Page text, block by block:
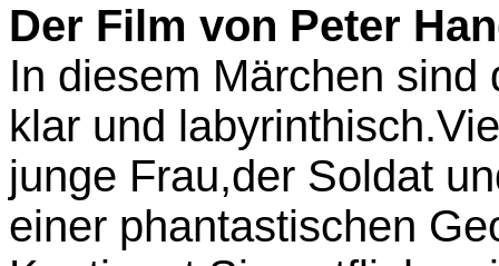
Der Film von Peter
In diesem Märchen
klar und
junge Frau,der Soldat
einer phantastischen